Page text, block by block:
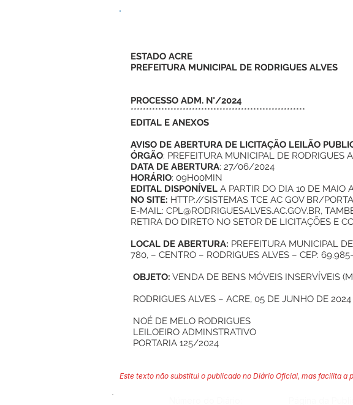
ESTADO ACRE
PREFEITURA MUNICIPAL DE RODRIGUES ALVES
PROCESSO ADM. N°/2024
*********************************************************
EDITAL E ANEXOS
AVISO DE ABERTURA DE LICITAÇÃO LEILÃO
ÓRGÃO: PREFEITURA MUNICIPAL DE RODRIGUES
DATA DE ABERTURA: 27/06/2024
HORÁRIO: 09H00MIN
EDITAL DISPONÍVEL A PARTIR DO DIA 10 DE MAIO
NO SITE: HTTP://SISTEMAS TCE AC GOV BR/
E-MAIL: CPL@RODRIGUESALVES.AC.GOV.BR,
RETIRA DO DIRETO NO SETOR DE LICITAÇÕES E
LOCAL DE ABERTURA: PREFEITURA MUNICIPAL
780, – CENTRO – RODRIGUES ALVES – CEP:
OBJETO: VENDA DE BENS MÓVEIS INSERVÍVEIS
RODRIGUES ALVES – ACRE, 05 DE JUNHO DE 2024
NOÉ DE MELO RODRIGUES
LEILOEIRO ADMINSTRATIVO
PORTARIA 125/2024
Este texto não substitui o publicado no Diário Oficial, mas facilita